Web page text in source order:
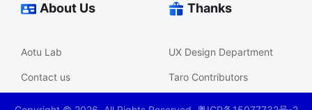
About Us
Aotu Lab
Contact us
Thanks
UX Design Department
Taro Contributors